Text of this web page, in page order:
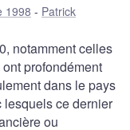
1998
Patrick
notamment celles
profondément
dans le pays
lesquels ce dernier
ou